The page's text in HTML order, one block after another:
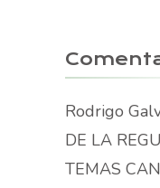
Rodrigo
DE LA
TEMAS